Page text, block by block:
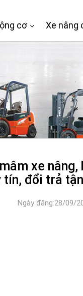
cơ Xe nâng
xe
tín, đổi trả
Ngày đăng:28/09/